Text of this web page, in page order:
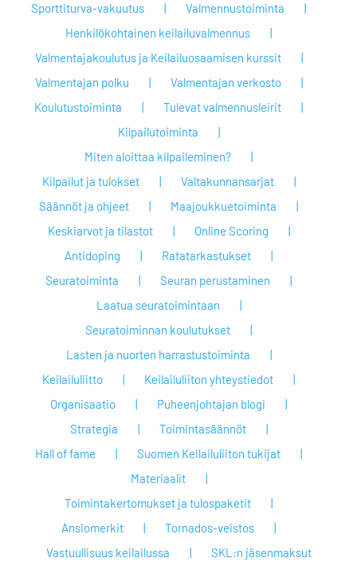
Sporttiturva-vakuutus
Valmennustoiminta
Henkilökohtainen keilailuvalmennus
Valmentajakoulutus ja Keilailuosaamisen kurssit
Valmentajan polku
Valmentajan verkosto
Koulutustoiminta
Tulevat valmennusleirit
Kilpailutoiminta
Miten aloittaa kilpaileminen?
Kilpailut ja tulokset
Valtakunnansarjat
Säännöt ja ohjeet
Maajoukkuetoiminta
Keskiarvot ja tilastot
Online Scoring
Antidoping
Ratatarkastukset
Seuratoiminta
Seuran perustaminen
Laatua seuratoimintaan
Seuratoiminnan koulutukset
Lasten ja nuorten harrastustoiminta
Keilailuliitto
Keilailuliiton yhteystiedot
Organisaatio
Puheenjohtajan blogi
Strategia
Toimintasäännöt
Hall of fame
Suomen Keilailuliiton tukijat
Materiaalit
Toimintakertomukset ja tulospaketit
Ansiomerkit
Tornados-veistos
Vastuullisuus keilailussa
SKL:n jäsenmaksut